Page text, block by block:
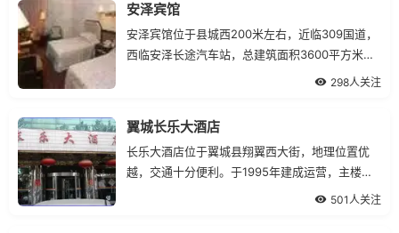
安泽宾馆
安泽宾馆位于县城西200米左右，近临309国道，
西临安泽长途汽车站，总建筑面积3600平方米，
内设三部一室服务机构，即餐饮部、客房部、后勤
套间6个，标准间40套，普通间20套，容纳500人
的大会议室一个，中会议室一个、小会
298人关注
翼城长乐大酒店
长乐大酒店位于翼城县翔翼西大街，地理位置优
越，交通十分便利。于1995年建成运营，主楼为
七层，营业面积为3500平方米，资产总额为1200
501人关注